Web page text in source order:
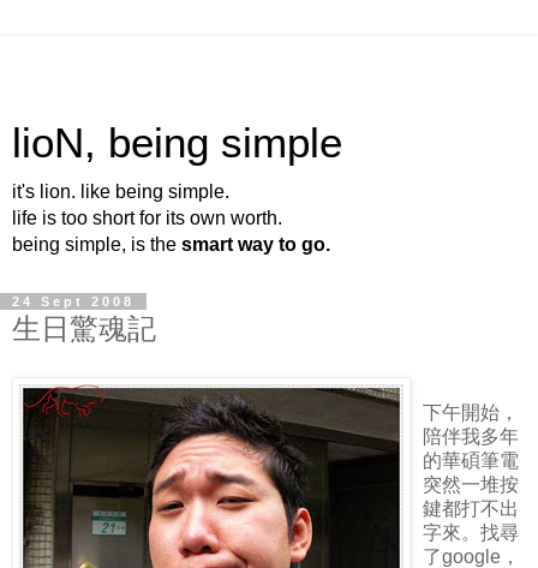
lioN, being simple
it's lion. like being simple.
life is too short for its own worth.
being simple, is the smart way to go.
24 Sept 2008
生日驚魂記
下午開始，
陪伴我多年
的華碩筆電
突然一堆按
鍵都打不出
字來。找尋
了google，